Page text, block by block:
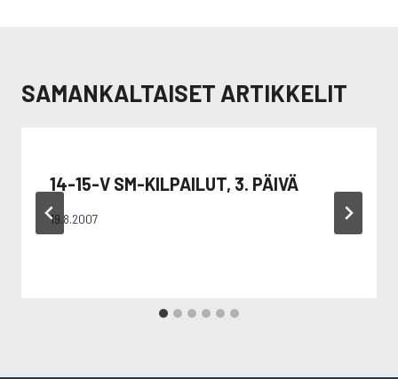
SAMANKALTAISET ARTIKKELIT
14-15-V SM-KILPAILUT, 3. PÄIVÄ
19.8.2007